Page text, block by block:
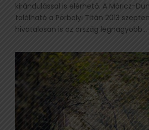
kirándulással is elérhető. A Móricz-
található a Pörbölyi Titán 2013
hivatalosan is az ország legnagyobb...